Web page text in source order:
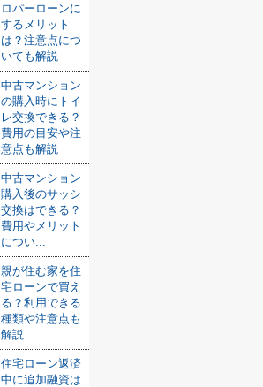
ロパーローンに
するメリット
は？注意点につ
いても解説
中古マンション
の購入時にトイ
レ交換できる？
費用の目安や注
意点も解説
中古マンション
購入後のサッシ
交換はできる？
費用やメリット
につい...
親が住む家を住
宅ローンで買え
る？利用できる
種類や注意点も
解説
住宅ローン返済
中に追加融資は